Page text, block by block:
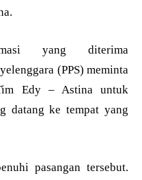
yang diterima
(PPS) meminta
Edy – Astina untuk
datang ke tempat yang
pasangan tersebut.